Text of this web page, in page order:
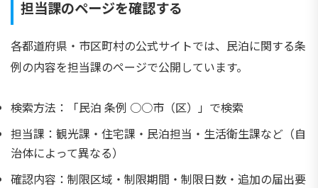
担当課のページを確認する
各都道府県・市区町村の公式サイトでは、民泊に関する条
例の内容を担当課のページで公開しています。
検索方法：「民泊 条例 ○○市（区）」で検索
担当課：観光課・住宅課・民泊担当・生活衛生課など（自
治体によって異なる）
確認内容：制限区域・制限期間・制限日数・追加の届出要